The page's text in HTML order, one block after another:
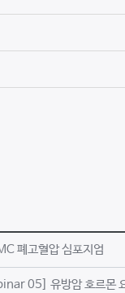
폐고혈압 심포지엄
05] 유방암 호르몬